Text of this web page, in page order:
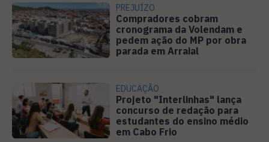
PREJUÍZO
Compradores cobram
cronograma da Volendam e
pedem ação do MP por obra
parada em Arraial
EDUCAÇÃO
Projeto "Interlinhas" lança
concurso de redação para
estudantes do ensino médio
em Cabo Frio